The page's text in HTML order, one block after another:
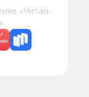
«Читай-